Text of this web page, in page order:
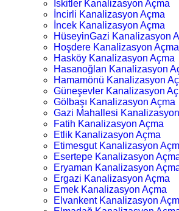
İskitler Kanalizasyon Açma
İncirli Kanalizasyon Açma
İncek Kanalizasyon Açma
HüseyinGazi Kanalizasyon
Hoşdere Kanalizasyon Açma
Hasköy Kanalizasyon Açma
Hasanoğlan Kanalizasyon
Hamamönü Kanalizasyon
Güneşevler Kanalizasyon
Gölbaşı Kanalizasyon Açma
Gazi Mahallesi
Fatih Kanalizasyon Açma
Etlik Kanalizasyon Açma
Etimesgut Kanalizasyon
Esertepe Kanalizasyon
Eryaman Kanalizasyon
Ergazi Kanalizasyon Açma
Emek Kanalizasyon Açma
Elvankent Kanalizasyon